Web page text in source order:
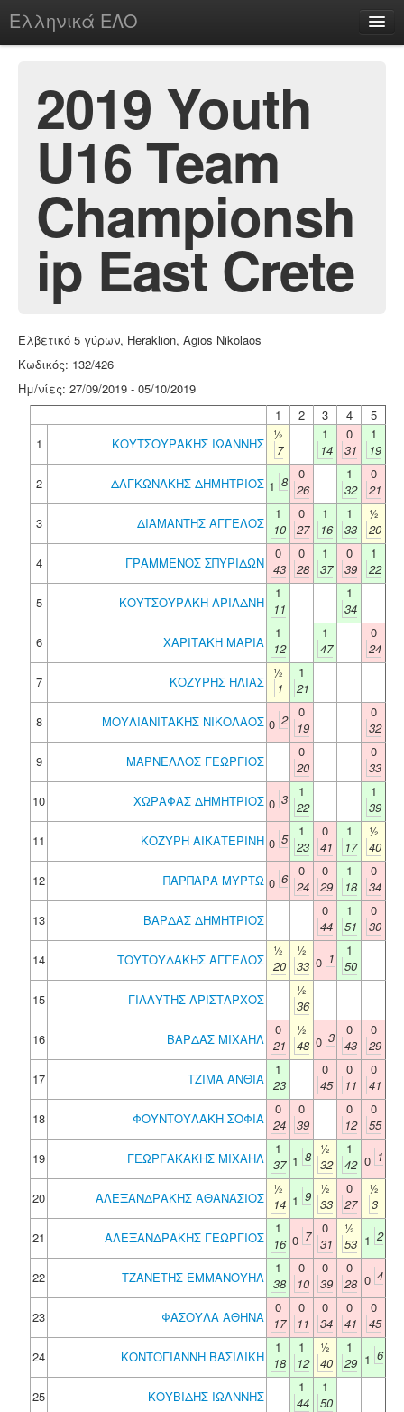
Ελληνικά ΕΛΟ
chesstu.be @ discord
Login
2019 Youth
U16 Team
Championsh
ip East Crete
Ελβετικό 5 γύρων, Heraklion, Agios Nikolaos
Κωδικός: 132/426
Ημ/νίες: 27/09/2019 - 05/10/2019
1
2 3 4
5
1
ΚΟΥΤΣΟΥΡΑΚΗΣ ΙΩΑΝΝΗΣ
½
7
1
14
0
31
1
19
2
ΔΑΓΚΩΝΑΚΗΣ ΔΗΜΗΤΡΙΟΣ 1 8
0
26
1
32
0
21
3
ΔΙΑΜΑΝΤΗΣ ΑΓΓΕΛΟΣ
1
10
0
27
1
16
1
33
½
20
4
ΓΡΑΜΜΕΝΟΣ ΣΠΥΡΙΔΩΝ
0
43
0
28
1
37
0
39
1
22
5
ΚΟΥΤΣΟΥΡΑΚΗ ΑΡΙΑΔΝΗ
1
11
1
34
6
ΧΑΡΙΤΑΚΗ ΜΑΡΙΑ
1
12
1
47
0
24
7
ΚΟΖΥΡΗΣ ΗΛΙΑΣ
½
1
1
21
8
ΜΟΥΛΙΑΝΙΤΑΚΗΣ ΝΙΚΟΛΑΟΣ 0 2
0
19
0
32
9
ΜΑΡΝΕΛΛΟΣ ΓΕΩΡΓΙΟΣ
0
20
0
33
10
ΧΩΡΑΦΑΣ ΔΗΜΗΤΡΙΟΣ 0 3
1
22
1
39
11
ΚΟΖΥΡΗ ΑΙΚΑΤΕΡΙΝΗ 0 5
1
23
0
41
1
17
½
40
12
ΠΑΡΠΑΡΑ ΜΥΡΤΩ 0 6
0
24
0
29
1
18
0
34
13
ΒΑΡΔΑΣ ΔΗΜΗΤΡΙΟΣ
0
44
1
51
0
30
14
ΤΟΥΤΟΥΔΑΚΗΣ ΑΓΓΕΛΟΣ
½
20
½
33 0 1
1
50
15
ΓΙΑΛΥΤΗΣ ΑΡΙΣΤΑΡΧΟΣ
½
36
16
ΒΑΡΔΑΣ ΜΙΧΑΗΛ
0
21
½
48 0 3
0
43
0
29
17
ΤΖΙΜΑ ΑΝΘΙΑ
1
23
0
45
0
11
0
41
18
ΦΟΥΝΤΟΥΛΑΚΗ ΣΟΦΙΑ
0
24
0
39
0
12
0
55
19
ΓΕΩΡΓΑΚΑΚΗΣ ΜΙΧΑΗΛ
1
37 1 8 ½
32
1
42 0 1
20 ΑΛΕΞΑΝΔΡΑΚΗΣ ΑΘΑΝΑΣΙΟΣ
½
14 1 9 ½
33
0
27
½
3
21
ΑΛΕΞΑΝΔΡΑΚΗΣ ΓΕΩΡΓΙΟΣ
1
16 0 7
0
31
½
53 1 2
22 ΤΖΑΝΕΤΗΣ ΕΜΜΑΝΟΥΗΛ
1
38
0
10
0
39
0
28 0 4
23 ΦΑΣΟΥΛΑ ΑΘΗΝΑ
0
17
0
11
0
34
0
41
0
45
24
ΚΟΝΤΟΓΙΑΝΝΗ ΒΑΣΙΛΙΚΗ
1
18
1
12
½
40
1
29 1 6
25 ΚΟΥΒΙΔΗΣ ΙΩΑΝΝΗΣ
1
44
1
50